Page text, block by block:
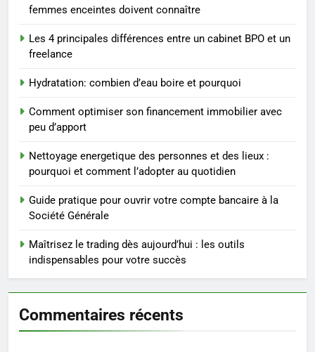
ENTREPRISE
3
substituts de repas : guide et
conseils pratiques
BIEN ÊTRE
Postures de yoga essentielles
rapidement et durable
BIEN ÊTRE
5
Infection chronique de l’oreille :
tout ce qu’il faut savoir sur les
saignements
SANTÉ
6
femmes enceintes doivent connaître
Les 4 principales différences entre un cabinet BPO et un
freelance
Hydratation: combien d’eau boire et pourquoi
Comment optimiser son financement immobilier avec
peu d’apport
Nettoyage energetique des personnes et des lieux :
pourquoi et comment l’adopter au quotidien
Guide pratique pour ouvrir votre compte bancaire à la
Société Générale
Maîtrisez le trading dès aujourd’hui : les outils
indispensables pour votre succès
Commentaires récents